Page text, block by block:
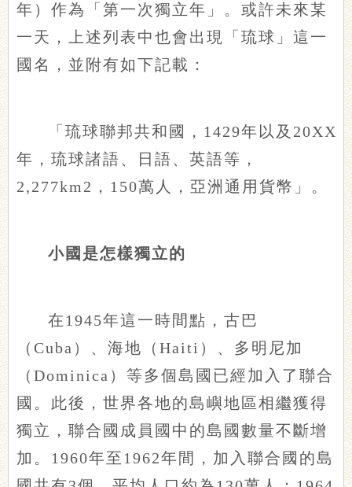
年）作為「第一次獨立年」。或許未來某
一天，上述列表中也會出現「琉球」這一
國名，並附有如下記載：
「琉球聯邦共和國，1429年以及20XX
年，琉球諸語、日語、英語等，
2,277km2，150萬人，亞洲通用貨幣」。
小國是怎樣獨立的
在1945年這一時間點，古巴
（Cuba）、海地（Haiti）、多明尼加
（Dominica）等多個島國已經加入了聯合
國。此後，世界各地的島嶼地區相繼獲得
獨立，聯合國成員國中的島國數量不斷增
加。1960年至1962年間，加入聯合國的島